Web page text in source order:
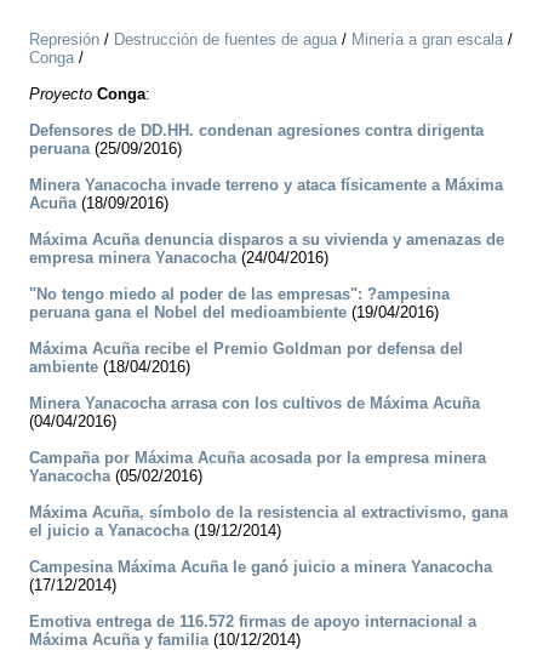
Represión / Destrucción de fuentes de agua/ Minería a gran escala/
Conga/
Proyecto Conga:
Defensores de DD.HH. condenan agresiones contra dirigenta
peruana(25/09/2016)
Minera Yanacocha invade terreno y ataca físicamente a Máxima
Acuña(18/09/2016)
Máxima Acuña denuncia disparos a su vivienda y amenazas de
empresa minera Yanacocha(24/04/2016)
"No tengo miedo al poder de las empresas": ?ampesina
peruana gana el Nobel del medioambiente (19/04/2016)
Máxima Acuña recibe el Premio Goldman por defensa del
ambiente (18/04/2016)
Minera Yanacocha arrasa con los cultivos de Máxima Acuña
(04/04/2016)
Campaña por Máxima Acuña acosada por la empresa minera
Yanacocha(05/02/2016)
Máxima Acuña, símbolo de la resistencia al extractivismo, gana
el juicio a Yanacocha(19/12/2014)
Campesina Máxima Acuña le ganó juicio a minera Yanacocha
(17/12/2014)
Emotiva entrega de 116.572 firmas de apoyo internacional a
Máxima Acuña y familia(10/12/2014)